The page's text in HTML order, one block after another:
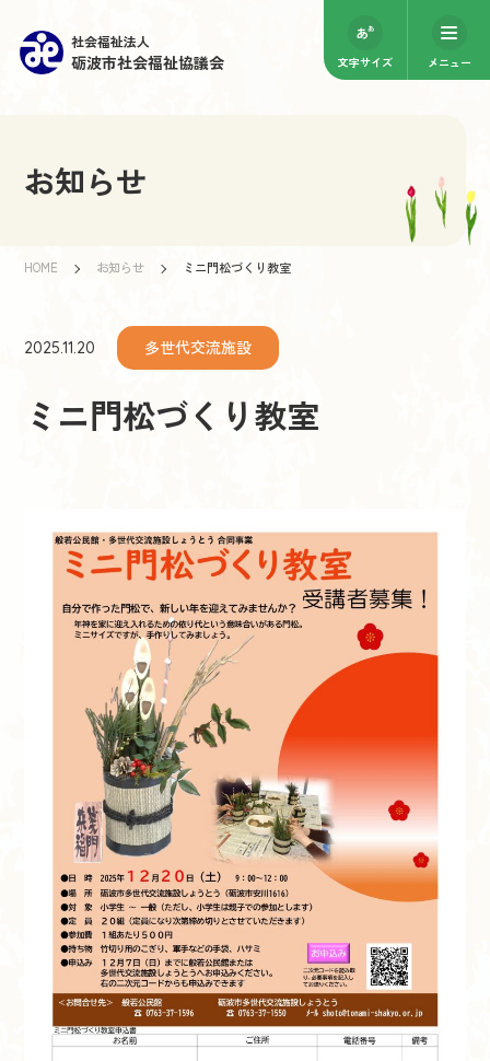
社会福祉法人
砺波市社会福祉協議会 文字サイズ メニュー
お知らせ
HOME お知らせ ミニ門松づくり教室
2025.11.20 多世代交流施設
ミニ門松づくり教室